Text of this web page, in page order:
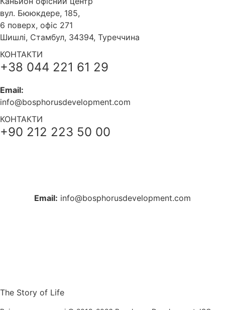
вул. Бююкдере, 185,
6 поверх, офіс 271
Шишлі, Стамбул, 34394, Туреччина
КОНТАКТИ
+38 044 221 61 29
Email:
info@bosphorusdevelopment.com
КОНТАКТИ
+90 212 223 50 00
Email: info@bosphorusdevelopment.com
The Story of Life